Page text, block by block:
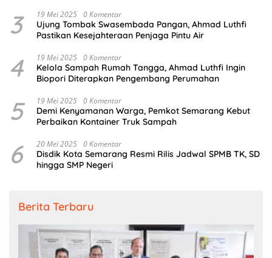
3 19 Mei 2025 0 Komentar
Ujung Tombak Swasembada Pangan, Ahmad Luthfi
Pastikan Kesejahteraan Penjaga Pintu Air
4 19 Mei 2025 0 Komentar
Kelola Sampah Rumah Tangga, Ahmad Luthfi Ingin
Biopori Diterapkan Pengembang Perumahan
5 19 Mei 2025 0 Komentar
Demi Kenyamanan Warga, Pemkot Semarang Kebut
Perbaikan Kontainer Truk Sampah
6 20 Mei 2025 0 Komentar
Disdik Kota Semarang Resmi Rilis Jadwal SPMB TK, SD
hingga SMP Negeri
Berita Terbaru